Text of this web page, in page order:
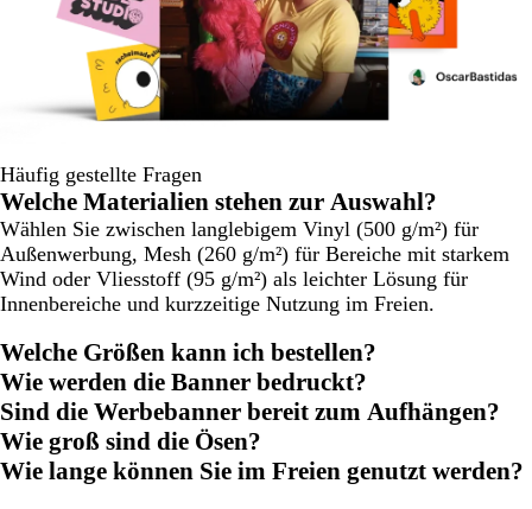
Häufig gestellte Fragen
Welche Materialien stehen zur Auswahl?
Wählen Sie zwischen langlebigem Vinyl (500 g/m²) für
Außenwerbung, Mesh (260 g/m²) für Bereiche mit starkem
Wind oder Vliesstoff (95 g/m²) als leichter Lösung für
Innenbereiche und kurzzeitige Nutzung im Freien.
Welche Größen kann ich bestellen?
Wie werden die Banner bedruckt?
Sind die Werbebanner bereit zum Aufhängen?
Wie groß sind die Ösen?
Wie lange können Sie im Freien genutzt werden?